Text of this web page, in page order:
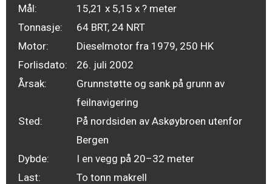
Mål:
15,21 x 5,15 x ? meter
Tonnasje:
64 BRT, 24 NRT
Motor:
Dieselmotor fra 1979, 250 HK
Forlisdato:
26. juli 2002
Årsak:
Grunnstøtte og sank på grunn av
feilnavigering
Sted:
På nordsiden av Askøybroen utenfor
Bergen
Dybde:
I en vegg på 20–32 meter
Last:
To tonn makrell